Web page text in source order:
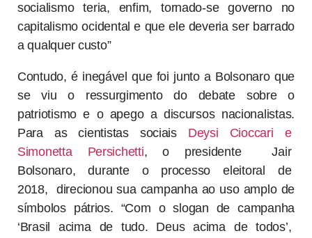
socialismo teria, enfim, tornado-se governo no
capitalismo ocidental e que ele deveria ser barrado
a qualquer custo”
Contudo, é inegável que foi junto a Bolsonaro que
se viu o ressurgimento do debate sobre o
patriotismo e o apego a discursos nacionalistas.
Para as cientistas sociais Deysi Cioccari e
Simonetta Persichetti, o presidente Jair
Bolsonaro, durante o processo eleitoral de
2018, direcionou sua campanha ao uso amplo de
símbolos pátrios. “Com o slogan de campanha
‘Brasil acima de tudo. Deus acima de todos’,